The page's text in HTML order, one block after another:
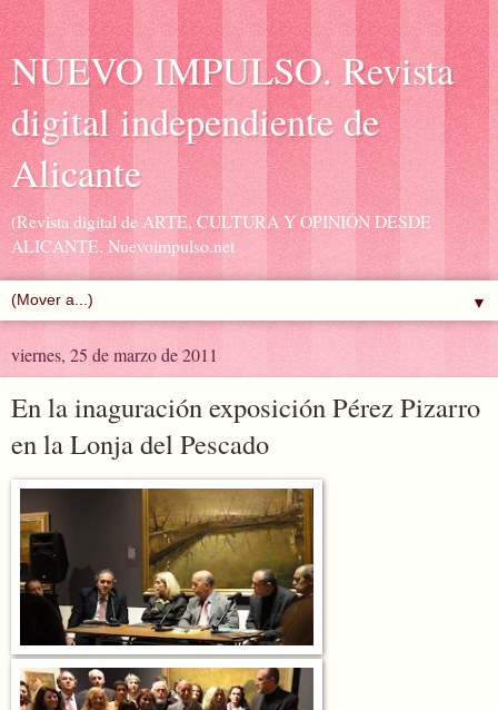
NUEVO IMPULSO. Revista
digital independiente de
Alicante
(Revista digital de ARTE, CULTURA Y OPINIÓN DESDE
ALICANTE. Nuevoimpulso.net
▼
viernes, 25 de marzo de 2011
En la inaguración exposición Pérez Pizarro
en la Lonja del Pescado